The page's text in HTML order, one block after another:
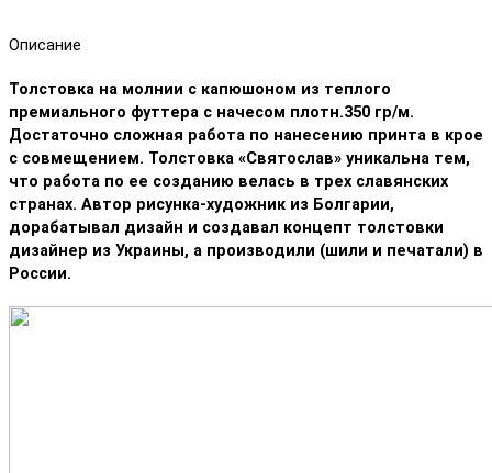
Описание
Толстовка на молнии с капюшоном из теплого
премиального футтера с начесом плотн.350 гр/м.
Достаточно сложная работа по нанесению принта в крое
с совмещением. Толстовка «Святослав» уникальна тем,
что работа по ее созданию велась в трех славянских
странах. Автор рисунка-художник из Болгарии,
дорабатывал дизайн и создавал концепт толстовки
дизайнер из Украины, а производили (шили и печатали) в
России.